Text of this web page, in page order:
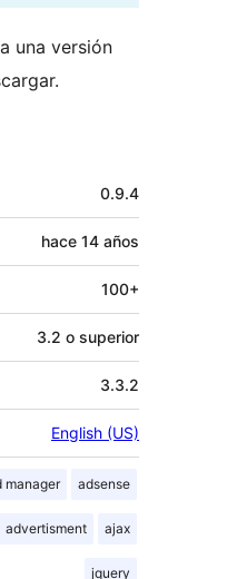
una versión
0.9.4
hace 14 años
100+
3.2 o superior
3.3.2
English (US)
manager adsense
advertisment ajax
jquery